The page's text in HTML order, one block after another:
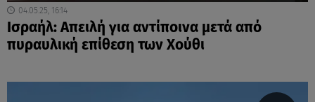
04.05.25, 16:14
Ισραήλ: Απειλή για αντίποινα μετά από
πυραυλική επίθεση των Χούθι